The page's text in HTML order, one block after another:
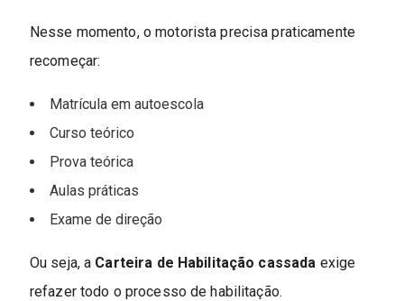
Nesse momento, o motorista precisa praticamente
recomeçar:
Matrícula em autoescola
Curso teórico
Prova teórica
Aulas práticas
Exame de direção
Ou seja, a Carteira de Habilitação cassada exige
refazer todo o processo de habilitação.